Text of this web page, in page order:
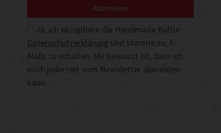
Ja, ich akzeptiere die Handmade Kultur
Datenschutzerklärung und stimme zu, E-
Mails zu erhalten. Mir bewusst ist, dass ich
mich jederzeit vom Newsletter abmelden
kann.
Abonnieren